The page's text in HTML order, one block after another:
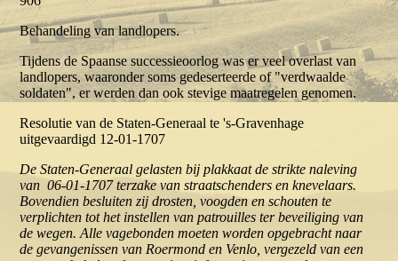
Behandeling van landlopers.
Tijdens de Spaanse successieoorlog was er veel overlast van
landlopers, waaronder soms gedeserteerde of "verdwaalde
soldaten", er werden dan ook stevige maatregelen genomen.
Resolutie van de Staten-Generaal te 's-Gravenhage
uitgevaardigd 12-01-1707
De Staten-Generaal gelasten bij plakkaat de strikte naleving
van 06-01-1707 terzake van straatschenders en knevelaars.
Bovendien besluiten zij drosten, voogden en schouten te
verplichten tot het instellen van patrouilles ter beveiliging van
de wegen. Alle vagebonden moeten worden opgebracht naar
de gevangenissen van Roermond en Venlo, vergezeld van een